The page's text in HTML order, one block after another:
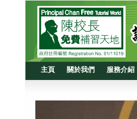
主頁 關於我們 服務介紹